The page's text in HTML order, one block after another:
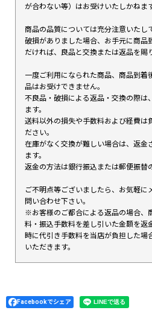
が合わない等）はお受けいたしかねま
商品の品質については充分注意いたし
破損がありました場合、お手元に商品
だければ、良品と交換または返品を賜
一度ご利用になられた商品、商品到着
品はお受けできません。
不良品・破損による返品・交換の際は
ます。
送料以外の損失や手数料および経費は
ださい。
在庫がなく交換が難しい場合は、返金
ます。
返金の方法は銀行振込または郵便振替
ご不明点等ございましたら、お気軽に
問い合わせ下さい。
※お客様のご都合による返品の場合、
料・振込手数料を差し引いた金額を返
時に代引き手数料を当店が負担した場
いただきます。
Facebookでシェア